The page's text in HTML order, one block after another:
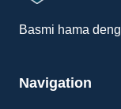
Basmi hama
Navigation